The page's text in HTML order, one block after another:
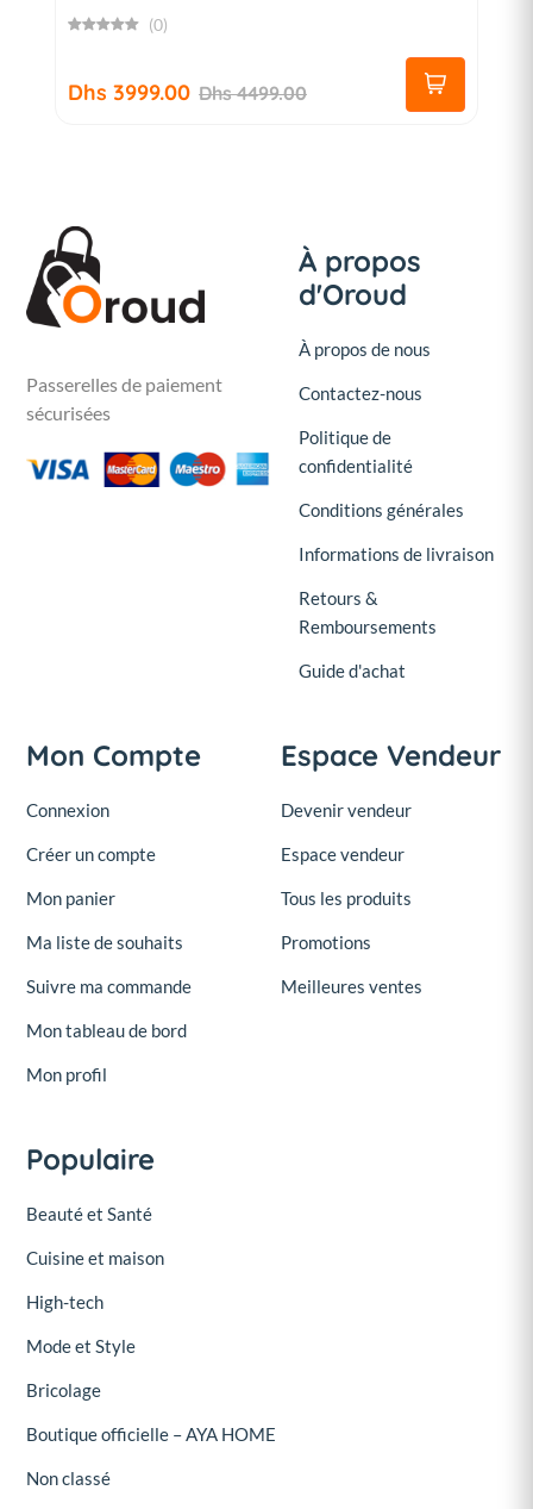
(0)
Dhs 3999.00 Dhs 4499.00
Passerelles de paiement
sécurisées
À propos
d'Oroud
À propos de nous
Contactez-nous
Politique de
confidentialité
Conditions générales
Informations de livraison
Retours &
Remboursements
Guide d'achat
Mon Compte
Connexion
Créer un compte
Mon panier
Ma liste de souhaits
Suivre ma commande
Mon tableau de bord
Mon profil
Espace Vendeur
Devenir vendeur
Espace vendeur
Tous les produits
Promotions
Meilleures ventes
Populaire
Beauté et Santé
Cuisine et maison
High-tech
Mode et Style
Bricolage
Boutique officielle – AYA HOME
Non classé